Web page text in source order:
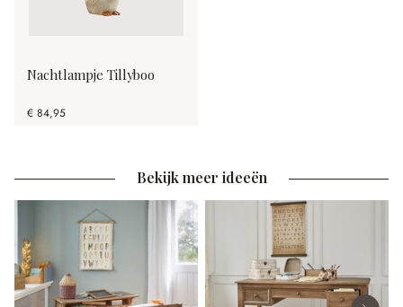
Nachtlampje Tillyboo
€ 84,95
Bekijk meer ideeën